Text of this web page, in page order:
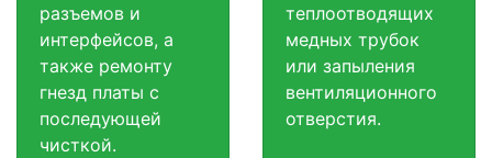
разъемов и
интерфейсов, а
также ремонту
гнезд платы с
последующей
чисткой.
теплоотводящих
медных трубок
или запыления
вентиляционного
отверстия.